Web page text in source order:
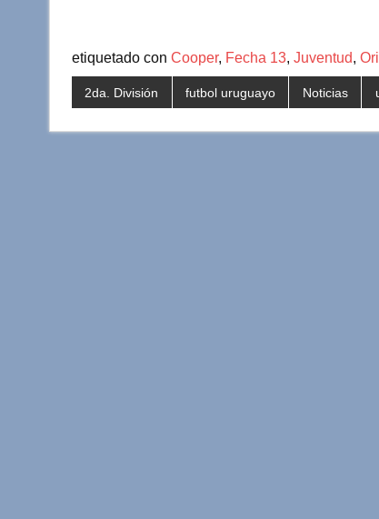
etiquetado con Cooper, Fecha 13, Juventud,
2da. División futbol uruguayo Noticias